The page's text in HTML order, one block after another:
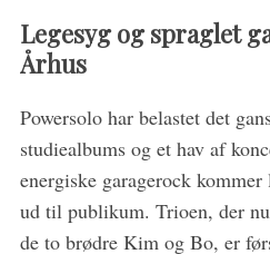
Legesyg og spraglet
Århus
Powersolo har belastet det
studiealbums og et hav af
energiske garagerock
ud til publikum. Trioen, der
de to brødre Kim og Bo, er
S
e